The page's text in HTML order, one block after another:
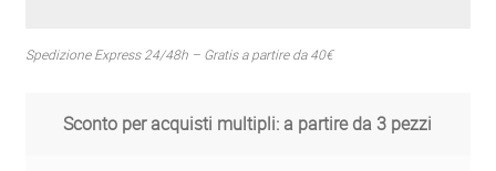
Spedizione Express 24/48h – Gratis a partire da 40€
Sconto per acquisti multipli: a partire da 3 pezzi